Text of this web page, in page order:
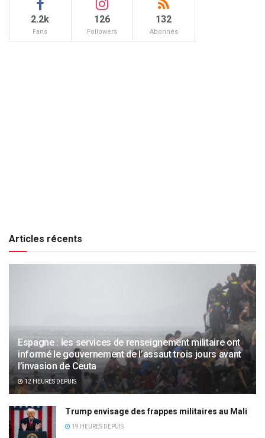
2.2k
Fans
126
Followers
132
Abonnés
Articles récents
Espagne : les services de renseignement militaire ont
informé le gouvernement de l’assaut trois jours avant
l’invasion de Ceuta
12 HEURES DEPUIS
Trump envisage des frappes militaires au Mali
19 HEURES DEPUIS